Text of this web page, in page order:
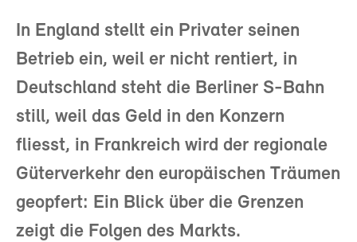
In England stellt ein Privater seinen
Betrieb ein, weil er nicht rentiert, in
Deutschland steht die Berliner S-Bahn
still, weil das Geld in den Konzern
fliesst, in Frankreich wird der regionale
Güterverkehr den europäischen Träumen
geopfert: Ein Blick über die Grenzen
zeigt die Folgen des Markts.